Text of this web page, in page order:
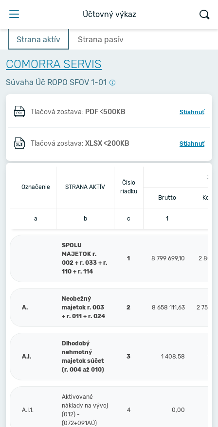
Účtovný výkaz
Strana aktív Strana pasív
COMORRA SERVIS
Súvaha Úč ROPO SFOV 1-01
Tlačová zostava: PDF <500KB Stiahnuť
Tlačová zostava: XLSX <200KB Stiahnuť
Označenie STRANA AKTÍV
Číslo
riadku
Brutto
a b c 1
SPOLU
MAJETOK r.
002 + r. 033 + r.
110 + r. 114
1 8 799 699,10 2 801
A.
Neobežný
majetok r. 003
+ r. 011 + r. 024
2 8 658 111,63 2 756
A.I.
Dlhodobý
nehmotný
majetok súčet
(r. 004 až 010)
3 1 408,58 1
A.I.1.
Aktivované
náklady na vývoj
(012) -
(072+091AÚ)
4 0,00